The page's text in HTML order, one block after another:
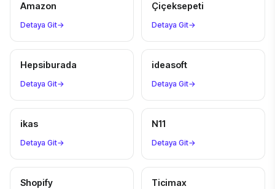
Amazon
Detaya Git→
Çiçeksepeti
Detaya Git→
Hepsiburada
Detaya Git→
ideasoft
Detaya Git→
ikas
Detaya Git→
N11
Detaya Git→
Shopify Ticimax